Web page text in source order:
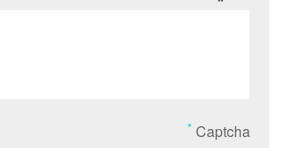
Captcha
*